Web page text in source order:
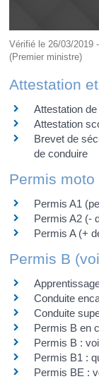
Vérifié le 26/03/2019
(Premier ministre)
Attestation
Attestation
Attestation
Brevet de
de conduire
Permis moto
Permis A1
Permis A2 (-
Permis A (+
Permis B
Conduite
Conduite
Permis B en
Permis B :
Permis B1 :
Permis BE :